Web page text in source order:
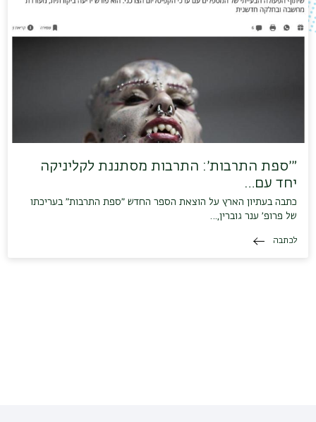
״׳ספת התרבות׳: התרבות מסתננת לקליניקה
יחד עם…
כתבה בעתיון הארץ על הוצאת הספר החדש ״ספת התרבות״ בעריכתו
של פרופ׳ ענר גוברין,…
לכתבה